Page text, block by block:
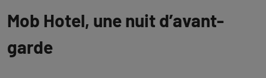
Mob Hotel, une nuit d’avant-
garde